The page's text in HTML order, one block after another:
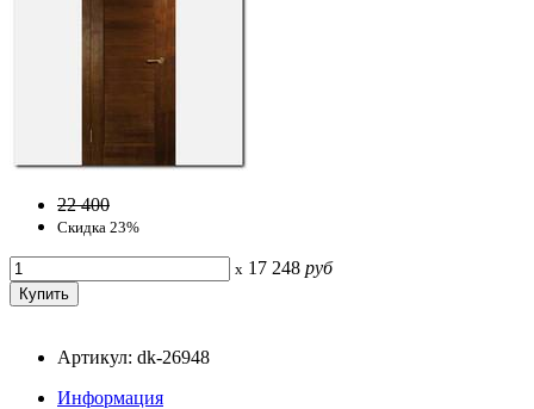
22 400
Скидка 23%
x 17 248 руб
Артикул: dk-26948
Информация